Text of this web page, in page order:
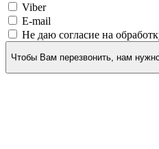
Viber
E-mail
Не даю согласие на
Чтобы Вам перезвонить, нам